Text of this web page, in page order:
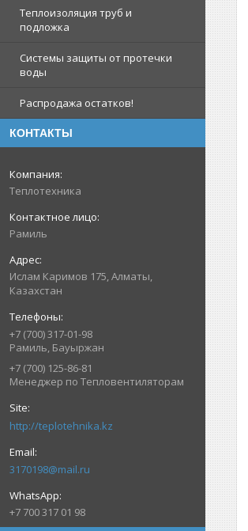
Теплоизоляция труб и
подложка
Системы защиты от протечки
воды
Распродажа остатков!
КОНТАКТЫ
Теплотехника
Рамиль
Ислам Каримов 175, Алматы,
Казахстан
+7 (700) 317-01-98
Рамиль, Бауыржан
+7 (700) 125-86-81
Менеджер по Тепловентиляторам
http://teplotehnika.kz
3170198@mail.ru
+7 700 317 01 98